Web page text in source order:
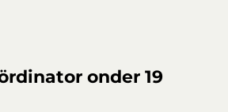
onder 19